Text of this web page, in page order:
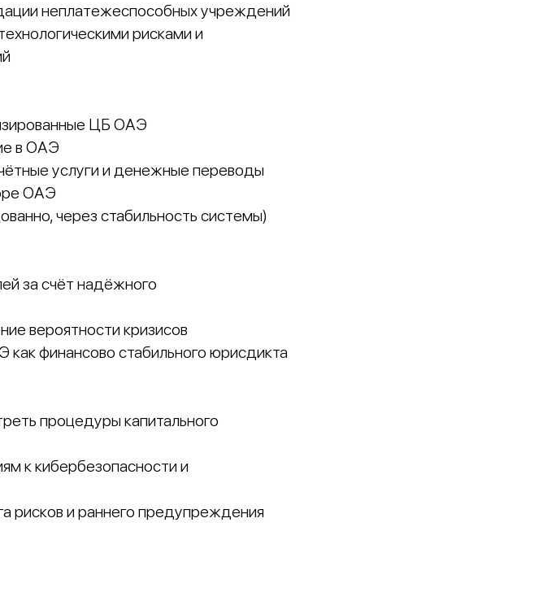
неплатежеспособных учреждений
рисками и
ЦБ ОАЭ
в ОАЭ
услуги и денежные переводы
ОАЭ
через стабильность системы)
за счёт надёжного
вероятности кризисов
финансово стабильного юрисдикта
процедуры капитального
к кибербезопасности и
рисков и раннего предупреждения